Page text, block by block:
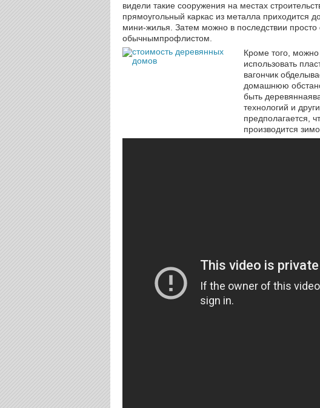
видели такие сооружения на местах
прямоугольный каркас из металла приходится
мини-жилья. Затем можно в последствии просто
обычнымпрофлистом.
Кроме того,
использовать
вагончик
домашнюю
быть
технологий и
предполагается,
производится